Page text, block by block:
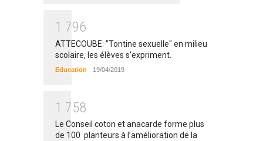
1 796
ATTECOUBE: "Tontine sexuelle" en milieu
scolaire, les élèves s’expriment.
Education 19/04/2019
1 758
Le Conseil coton et anacarde forme plus
de 100 planteurs à l’amélioration de la